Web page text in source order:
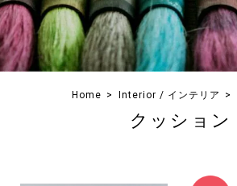
Home Interior / インテリア
クッション